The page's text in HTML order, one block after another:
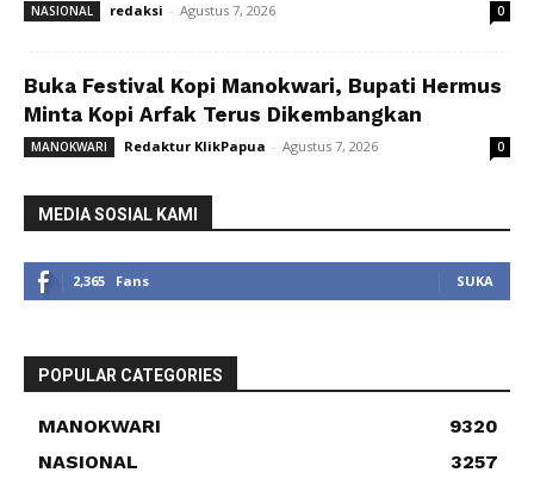
NASIONAL redaksi - Agustus 7, 2026 0
Buka Festival Kopi Manokwari, Bupati Hermus
Minta Kopi Arfak Terus Dikembangkan
MANOKWARI Redaktur KlikPapua - Agustus 7, 2026 0
MEDIA SOSIAL KAMI
2,365 Fans SUKA
POPULAR CATEGORIES
MANOKWARI
9320
NASIONAL
3257